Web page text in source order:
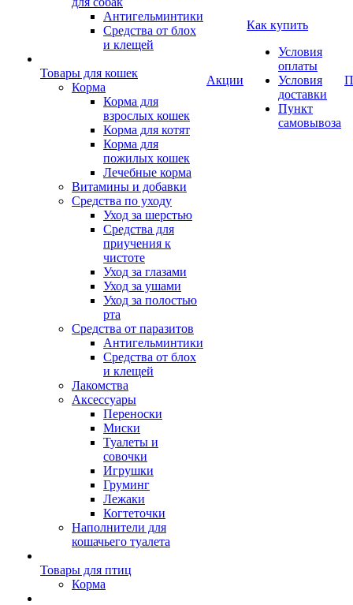
Антигельминтики
Средства от блох
и клещей
Товары для кошек
Корма
Корма для
взрослых кошек
Корма для котят
Корма для
пожилых кошек
Лечебные корма
Витамины и добавки
Средства по уходу
Уход за шерстью
Средства для
приучения к
чистоте
Уход за глазами
Уход за ушами
Уход за полостью
рта
Средства от паразитов
Антигельминтики
Средства от блох
и клещей
Лакомства
Аксессуары
Переноски
Миски
Туалеты и
совочки
Игрушки
Груминг
Лежаки
Когтеточки
Наполнители для
кошачьего туалета
Товары для птиц
Корма
Акции
Как купить
Условия
оплаты
Условия
доставки
Пункт
самовывоза